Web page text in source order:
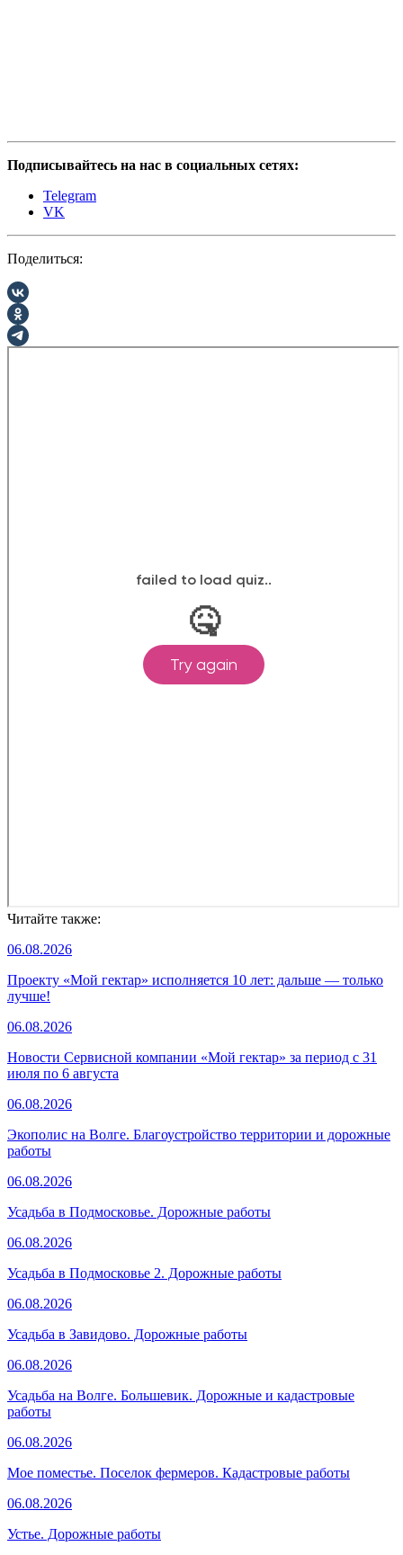
Подписывайтесь на нас в социальных сетях:
Telegram
VK
Поделиться:
Читайте также:
06.08.2026
Проекту «Мой гектар» исполняется 10 лет: дальше — только
лучше!
06.08.2026
Новости Сервисной компании «Мой гектар» за период с 31
июля по 6 августа
06.08.2026
Экополис на Волге. Благоустройство территории и дорожные
работы
06.08.2026
Усадьба в Подмосковье. Дорожные работы
06.08.2026
Усадьба в Подмосковье 2. Дорожные работы
06.08.2026
Усадьба в Завидово. Дорожные работы
06.08.2026
Усадьба на Волге. Большевик. Дорожные и кадастровые
работы
06.08.2026
Мое поместье. Поселок фермеров. Кадастровые работы
06.08.2026
Устье. Дорожные работы